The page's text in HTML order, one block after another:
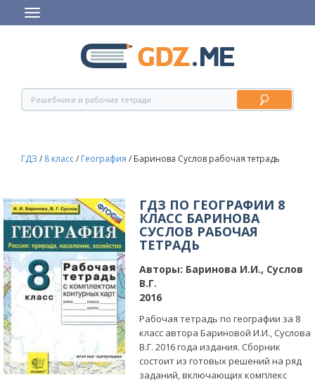
ГДЗ / 8 класс/ География / Баринова Суслов рабочая тетрадь
ГДЗ ПО ГЕОГРАФИИ 8
КЛАСС БАРИНОВА
СУСЛОВ РАБОЧАЯ
ТЕТРАДЬ
Авторы: Баринова И.И., Суслов
В.Г.
2016
Рабочая тетрадь по географии за 8
класс автора Бариновой И.И., Суслова
В.Г. 2016 года издания. Сборник
состоит из готовых решений на ряд
заданий, включающих комплекс